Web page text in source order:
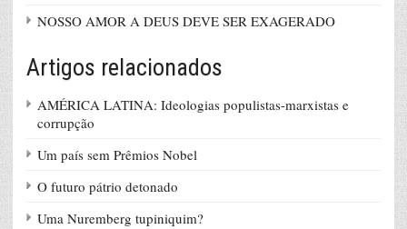
NOSSO AMOR A DEUS DEVE SER EXAGERADO
Artigos relacionados
AMÉRICA LATINA: Ideologias populistas-marxistas e
corrupção
Um país sem Prêmios Nobel
O futuro pátrio detonado
Uma Nuremberg tupiniquim?